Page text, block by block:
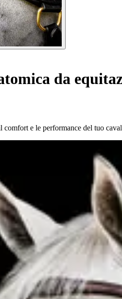
da
e le performance del tuo